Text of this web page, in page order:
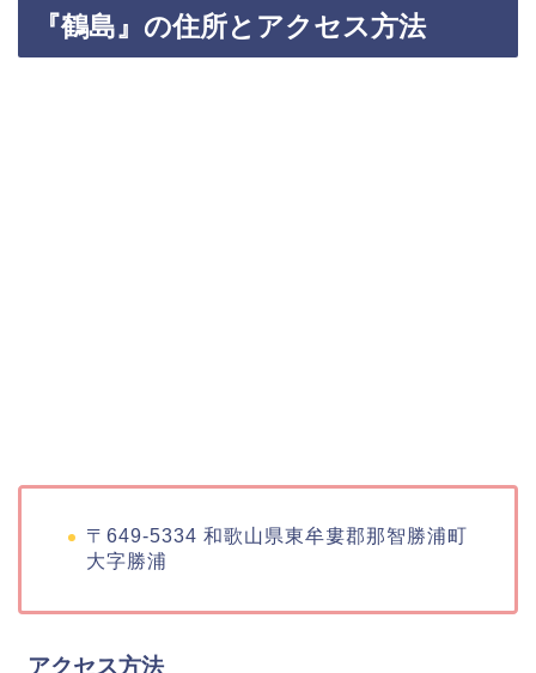
『鶴島』の住所とアクセス方法
〒649-5334 和歌山県東牟婁郡那智勝浦町
大字勝浦
アクセス方法